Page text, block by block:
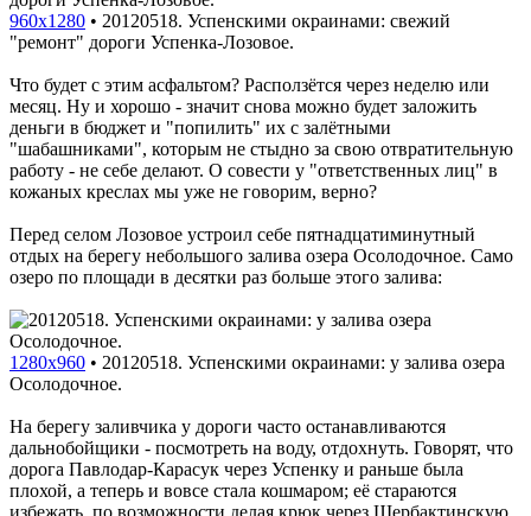
960x1280 • 20120518. Успенскими окраинами: свежий
"ремонт" дороги Успенка-Лозовое.
Что будет с этим асфальтом? Расползётся через неделю или
месяц. Ну и хорошо - значит снова можно будет заложить
деньги в бюджет и "попилить" их с залётными
"шабашниками", которым не стыдно за свою отвратительную
работу - не себе делают. О совести у "ответственных лиц" в
кожаных креслах мы уже не говорим, верно?
Перед селом Лозовое устроил себе пятнадцатиминутный
отдых на берегу небольшого залива озера Осолодочное. Само
озеро по площади в десятки раз больше этого залива:
1280x960 • 20120518. Успенскими окраинами: у залива озера
Осолодочное.
На берегу заливчика у дороги часто останавливаются
дальнобойщики - посмотреть на воду, отдохнуть. Говорят, что
дорога Павлодар-Карасук через Успенку и раньше была
плохой, а теперь и вовсе стала кошмаром; её стараются
избежать, по возможности делая крюк через Щербактинскую